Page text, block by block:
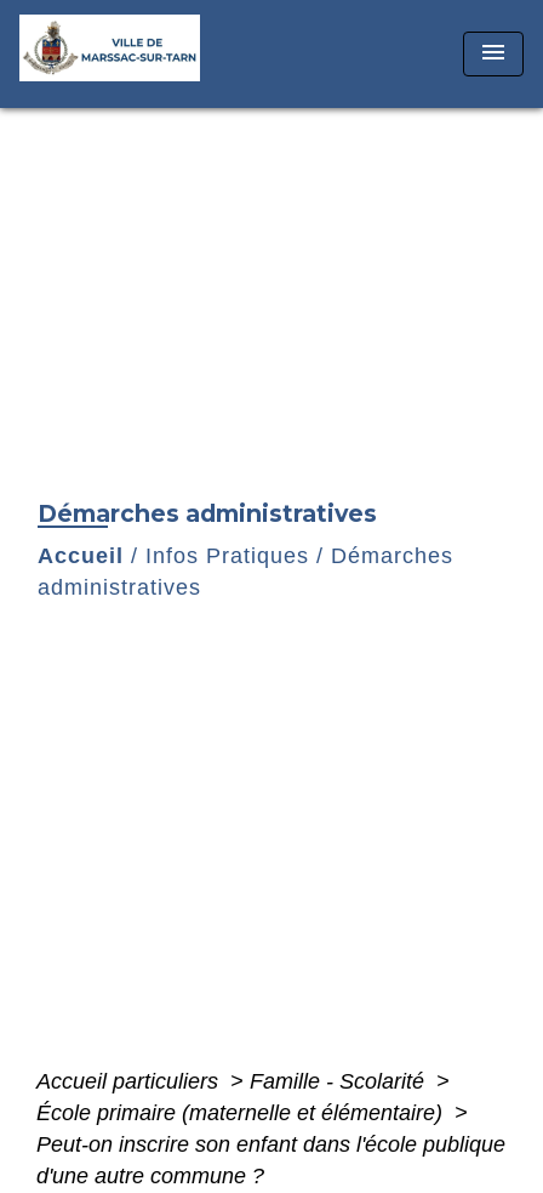
menu
Démarches administratives
Accueil / Infos Pratiques / Démarches
administratives
Accueil particuliers > Famille - Scolarité >
École primaire (maternelle et élémentaire) >
Peut-on inscrire son enfant dans l'école publique
d'une autre commune ?